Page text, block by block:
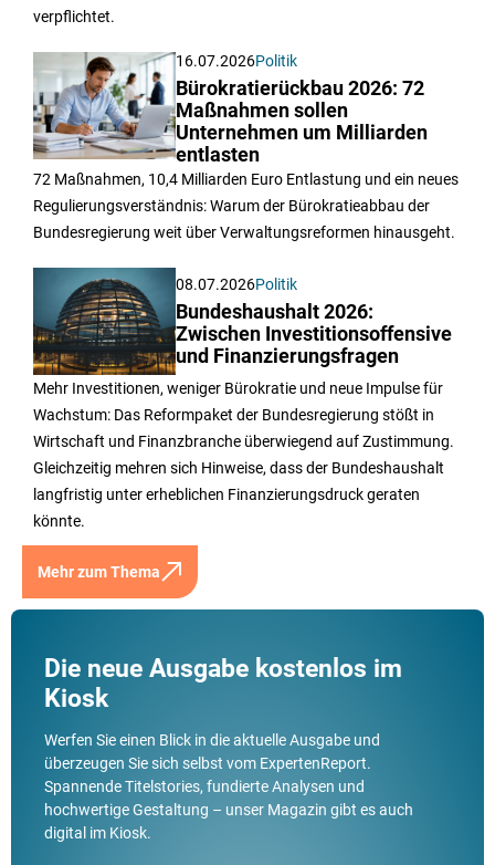
verpflichtet.
16.07.2026Politik
Bürokratierückbau 2026: 72
Maßnahmen sollen
Unternehmen um Milliarden
entlasten
72 Maßnahmen, 10,4 Milliarden Euro Entlastung und ein neues
Regulierungsverständnis: Warum der Bürokratieabbau der
Bundesregierung weit über Verwaltungsreformen hinausgeht.
08.07.2026Politik
Bundeshaushalt 2026:
Zwischen Investitionsoffensive
und Finanzierungsfragen
Mehr Investitionen, weniger Bürokratie und neue Impulse für
Wachstum: Das Reformpaket der Bundesregierung stößt in
Wirtschaft und Finanzbranche überwiegend auf Zustimmung.
Gleichzeitig mehren sich Hinweise, dass der Bundeshaushalt
langfristig unter erheblichen Finanzierungsdruck geraten
könnte.
Mehr zum Thema
Die neue Ausgabe kostenlos im
Kiosk
Werfen Sie einen Blick in die aktuelle Ausgabe und
überzeugen Sie sich selbst vom ExpertenReport.
Spannende Titelstories, fundierte Analysen und
hochwertige Gestaltung – unser Magazin gibt es auch
digital im Kiosk.